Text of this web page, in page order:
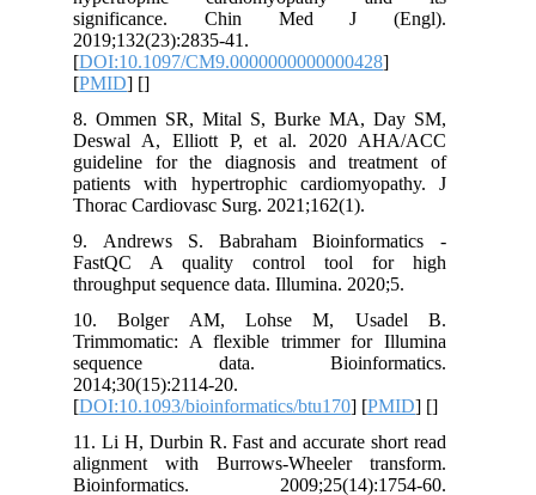
significance. Chin Med J
2019;132(23):2835-41.
[DOI:10.1097/
8. Ommen SR, Mital S, Burke MA,
Deswal A, Elliott P, et al. 2020
guideline for the diagnosis and
patients with hypertrophic
Thorac Cardiovasc Surg. 2021;162(1).
9. Andrews S. Babraham
FastQC A quality control tool
throughput sequence data. Illumina.
10. Bolger AM, Lohse M,
Trimmomatic: A flexible trimmer for
sequence data.
2014;30(15):2114-20.
[DOI:10.1093/bioinformatics/btu170
11. Li H, Durbin R. Fast and accurate
alignment with Burrows-Wheeler
Bioinformatics.